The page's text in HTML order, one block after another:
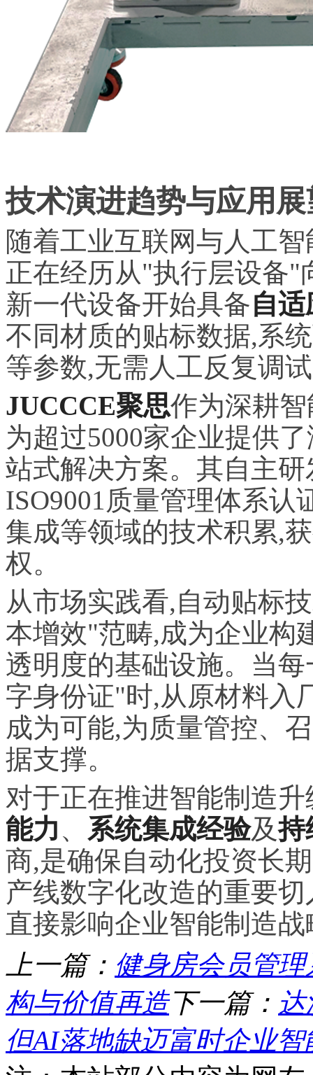
技术演进趋势与应用展
随着工业互联网与人工
正在经历从"执行层设备
新一代设备开始具备自
不同材质的贴标数据,系
等参数,无需人工反复调
JUCCCE聚思作为深耕
为超过5000家企业提供
站式解决方案。其自主
ISO9001质量管理体系认
集成等领域的技术积累,
权。
从市场实践看,自动贴标
本增效"范畴,成为企业构
透明度的基础设施。当
字身份证"时,从原材料入
成为可能,为质量管控、
据支撑。
对于正在推进智能制造
能力、 系统集成经验及持
商,是确保自动化投资长
产线数字化改造的重要
直接影响企业智能制造
上一篇： 健身房会员管
构与价值再造下一篇：
但AI落地缺迈富时企业智